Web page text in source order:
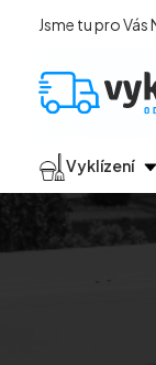
Jsme tu pro Vás
Vyklízení
Jak